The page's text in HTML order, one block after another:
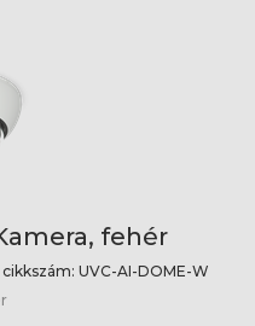
fehér
UVC-AI-DOME-W